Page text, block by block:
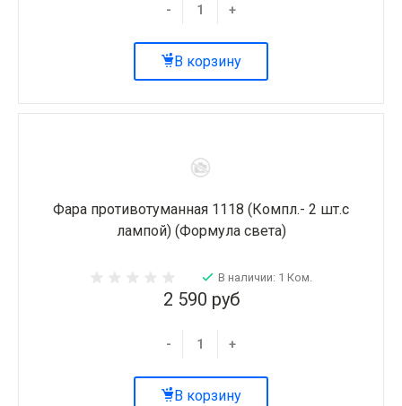
- +
В корзину
Фара противотуманная 1118 (Компл.- 2 шт.с
лампой) (Формула света)
В наличии: 1 Ком.
2 590 руб
- +
В корзину